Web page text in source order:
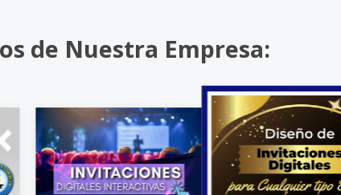
de Nuestra Empresa: